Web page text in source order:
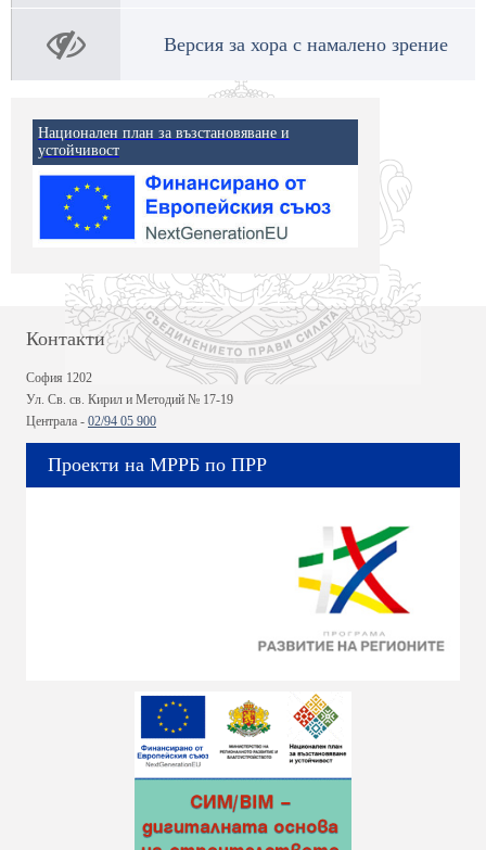
Версия за хора с намалено зрение
Национален план за възстановяване и
устойчивост
Контакти
София 1202
Ул. Св. св. Кирил и Методий № 17-19
Централа - 02/94 05 900
Проекти на МРРБ по ПРР